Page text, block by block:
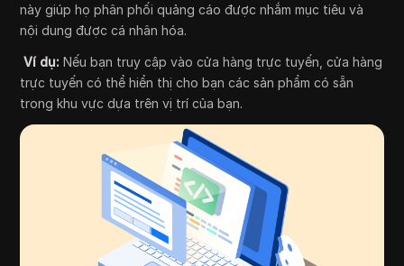
này giúp họ phân phối quảng cáo được nhắm mục tiêu và
nội dung được cá nhân hóa.
Ví dụ: Nếu bạn truy cập vào cửa hàng trực tuyến, cửa hàng
trực tuyến có thể hiển thị cho bạn các sản phẩm có sẵn
trong khu vực dựa trên vị trí của bạn.